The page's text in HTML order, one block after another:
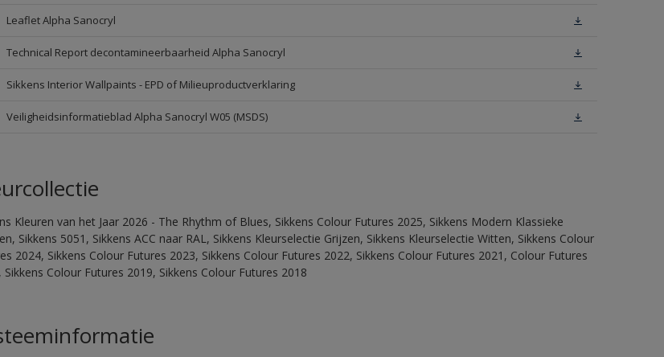
Leaflet Alpha Sanocryl
Technical Report decontamineerbaarheid Alpha Sanocryl
Sikkens Interior Wallpaints - EPD of Milieuproductverklaring
Veiligheidsinformatieblad Alpha Sanocryl W05 (MSDS)
Kleuren van het Jaar 2026 - The Rhythm of Blues, Sikkens Colour Futures 2025, Sikkens Modern Klassieke
Sikkens 5051, Sikkens ACC naar RAL, Sikkens Kleurselectie Grijzen, Sikkens Kleurselectie Witten, Sikkens Colour
2024, Sikkens Colour Futures 2023, Sikkens Colour Futures 2022, Sikkens Colour Futures 2021, Colour Futures
Sikkens Colour Futures 2019, Sikkens Colour Futures 2018